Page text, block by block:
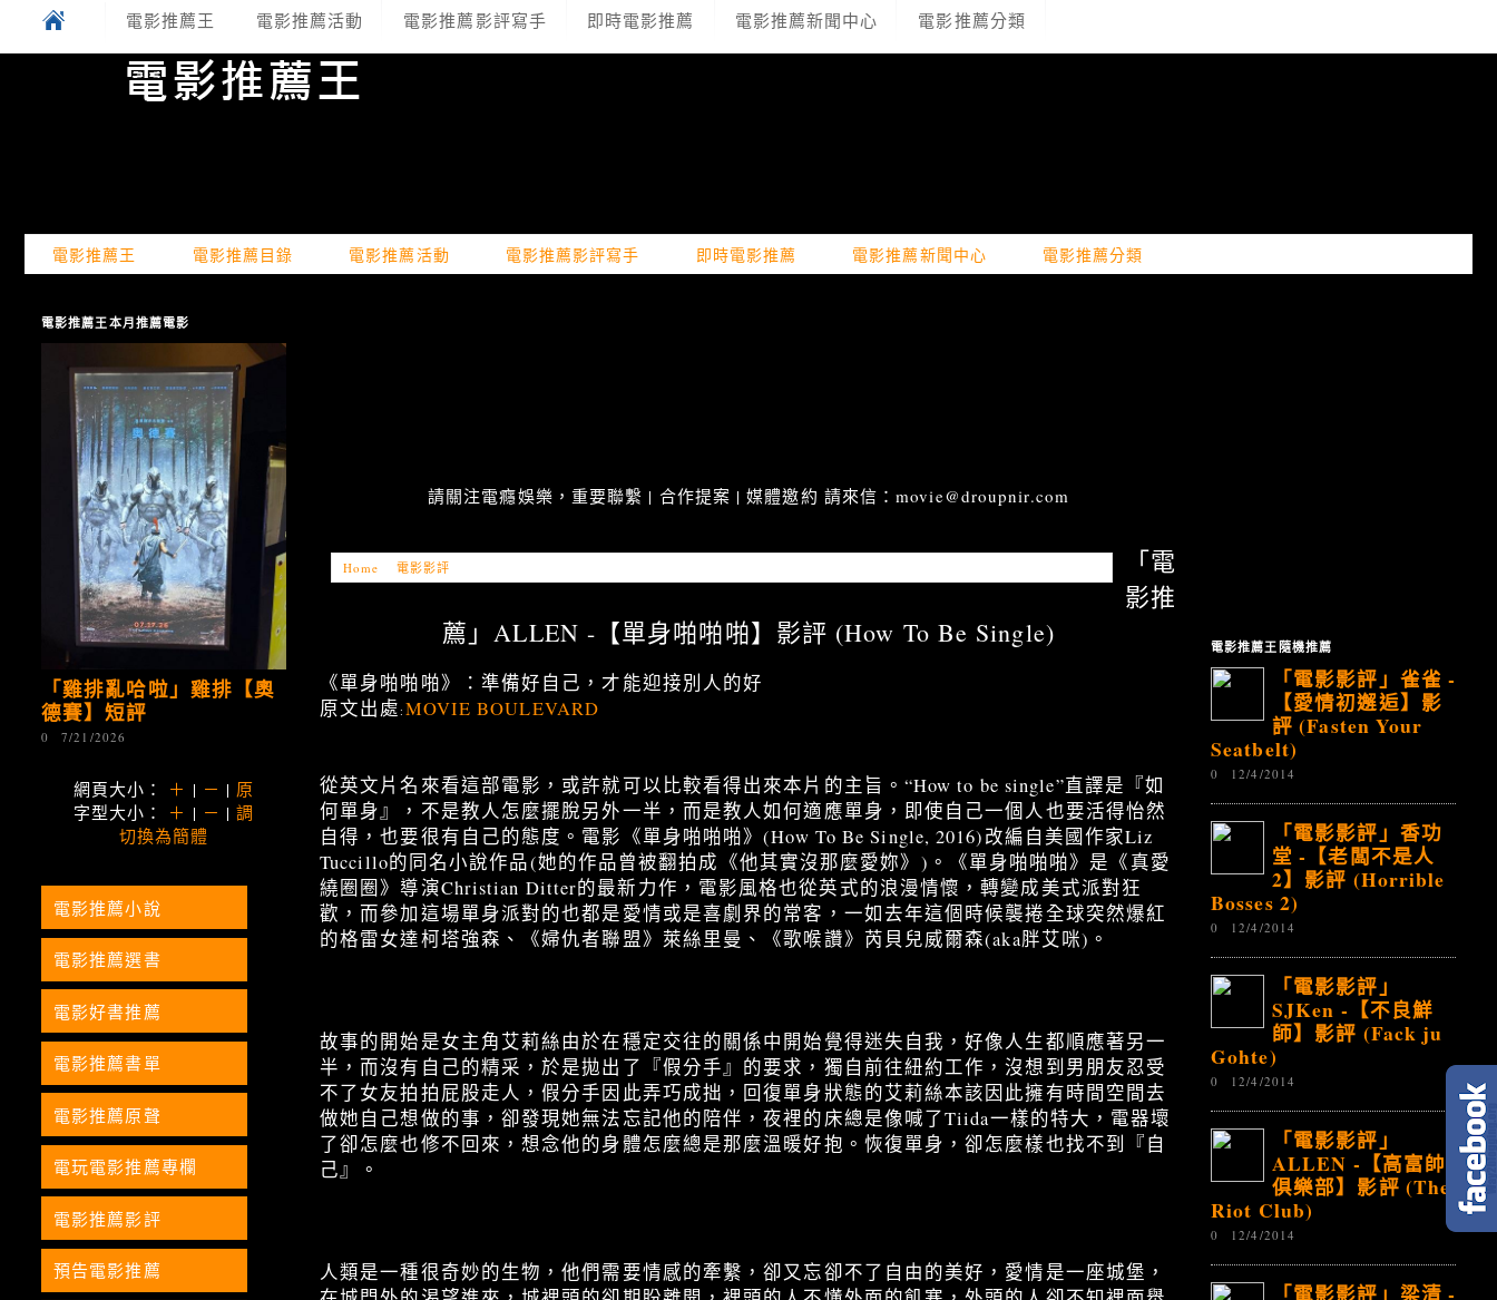
電影推薦王 電影推薦活動 電影推薦影評寫手 即時電影推薦 電影推薦新聞中心 電影推薦分類
電影推薦王 電影推薦目錄 電影推薦活動 電影推薦影評寫手 即時電影推薦 電影推薦新聞中心 電影推薦分類
請關注電癮娛樂，重要聯繫 | 合作提案 | 媒體邀約 請來信：movie@droupnir.com
Home 電影影評
「電
影推
薦」ALLEN -【單身啪啪啪】影評 (How To Be Single)
《單身啪啪啪》：準備好自己，才能迎接別人的好
原文出處: MOVIE BOULEVARD
從英文片名來看這部電影，或許就可以比較看得出來本片的主旨。“How to be single”直譯是『如
何單身』，不是教人怎麼擺脫另外一半，而是教人如何適應單身，即使自己一個人也要活得怡然
自得，也要很有自己的態度。電影《單身啪啪啪》(How To Be Single, 2016)改編自美國作家Liz
Tuccillo的同名小說作品(她的作品曾被翻拍成《他其實沒那麼愛妳》)。《單身啪啪啪》是《真愛
繞圈圈》導演Christian Ditter的最新力作，電影風格也從英式的浪漫情懷，轉變成美式派對狂
歡，而參加這場單身派對的也都是愛情或是喜劇界的常客，一如去年這個時候襲捲全球突然爆紅
的格雷女達柯塔強森、《婦仇者聯盟》萊絲里曼、《歌喉讚》芮貝兒威爾森(aka胖艾咪)。
故事的開始是女主角艾莉絲由於在穩定交往的關係中開始覺得迷失自我，好像人生都順應著另一
半，而沒有自己的精采，於是拋出了『假分手』的要求，獨自前往紐約工作，沒想到男朋友忍受
不了女友拍拍屁股走人，假分手因此弄巧成拙，回復單身狀態的艾莉絲本該因此擁有時間空間去
做她自己想做的事，卻發現她無法忘記他的陪伴，夜裡的床總是像喊了Tiida一樣的特大，電器壞
了卻怎麼也修不回來，想念他的身體怎麼總是那麼溫暖好抱。恢復單身，卻怎麼樣也找不到『自
己』。
人類是一種很奇妙的生物，他們需要情感的牽繫，卻又忘卻不了自由的美好，愛情是一座城堡，
電影推薦王本月推薦電影
「雞排亂哈啦」雞排【奧
德賽】短評
0 7/21/2026
網頁大小： ＋ | － | 原
字型大小： ＋ | － |調
切換為簡體
電影推薦小說
電影推薦選書
電影好書推薦
電影推薦書單
電影推薦原聲
電玩電影推薦專欄
電影推薦影評
預告電影推薦
電影推薦王隨機推薦
「電影影評」雀雀 -
【愛情初邂逅】影
評 (Fasten Your
Seatbelt)
0 12/4/2014
「電影影評」香功
堂 -【老闆不是人
2】影評 (Horrible
Bosses 2)
0 12/4/2014
「電影影評」
SJKen -【不良鮮
師】影評 (Fack ju
Gohte)
0 12/4/2014
「電影影評」
ALLEN -【高富帥
俱樂部】影評 (The
Riot Club)
0 12/4/2014
「電影影評」梁清 -